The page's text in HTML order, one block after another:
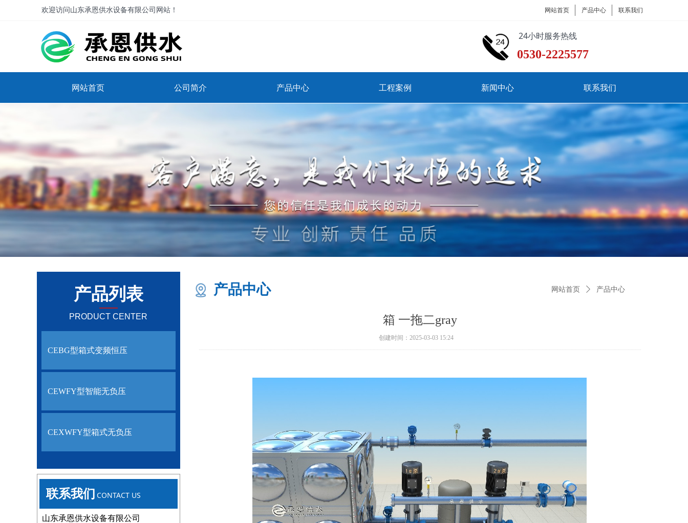
欢迎访问山东承恩供水设备有限公司网站！ 网站首页 产品中心 联系我们
24小时服务热线
0530-2225577
网站首页 公司简介 产品中心 工程案例 新闻中心 联系我们
产品中心 网站首页 ꄲ 产品中心
箱 一拖二gray
创建时间： 2025-03-03 15:24
产品列表
——
PRODUCT CENTER
CEBG型箱式变频恒压
CEWFY型智能无负压
CEXWFY型箱式无负压
联系我们 CONTACT US
山东承恩供水设备有限公司